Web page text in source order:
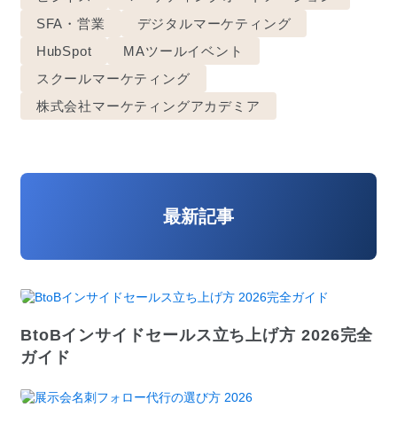
SFA・営業
デジタルマーケティング
HubSpot
MAツールイベント
スクールマーケティング
株式会社マーケティングアカデミア
最新記事
BtoBインサイドセールス立ち上げ方 2026完全
ガイド